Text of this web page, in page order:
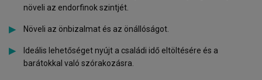
növeli az endorfinok szintjét.
Növeli az önbizalmat és az önállóságot.
Ideális lehetőséget nyújt a családi idő eltöltésére és a
barátokkal való szórakozásra.